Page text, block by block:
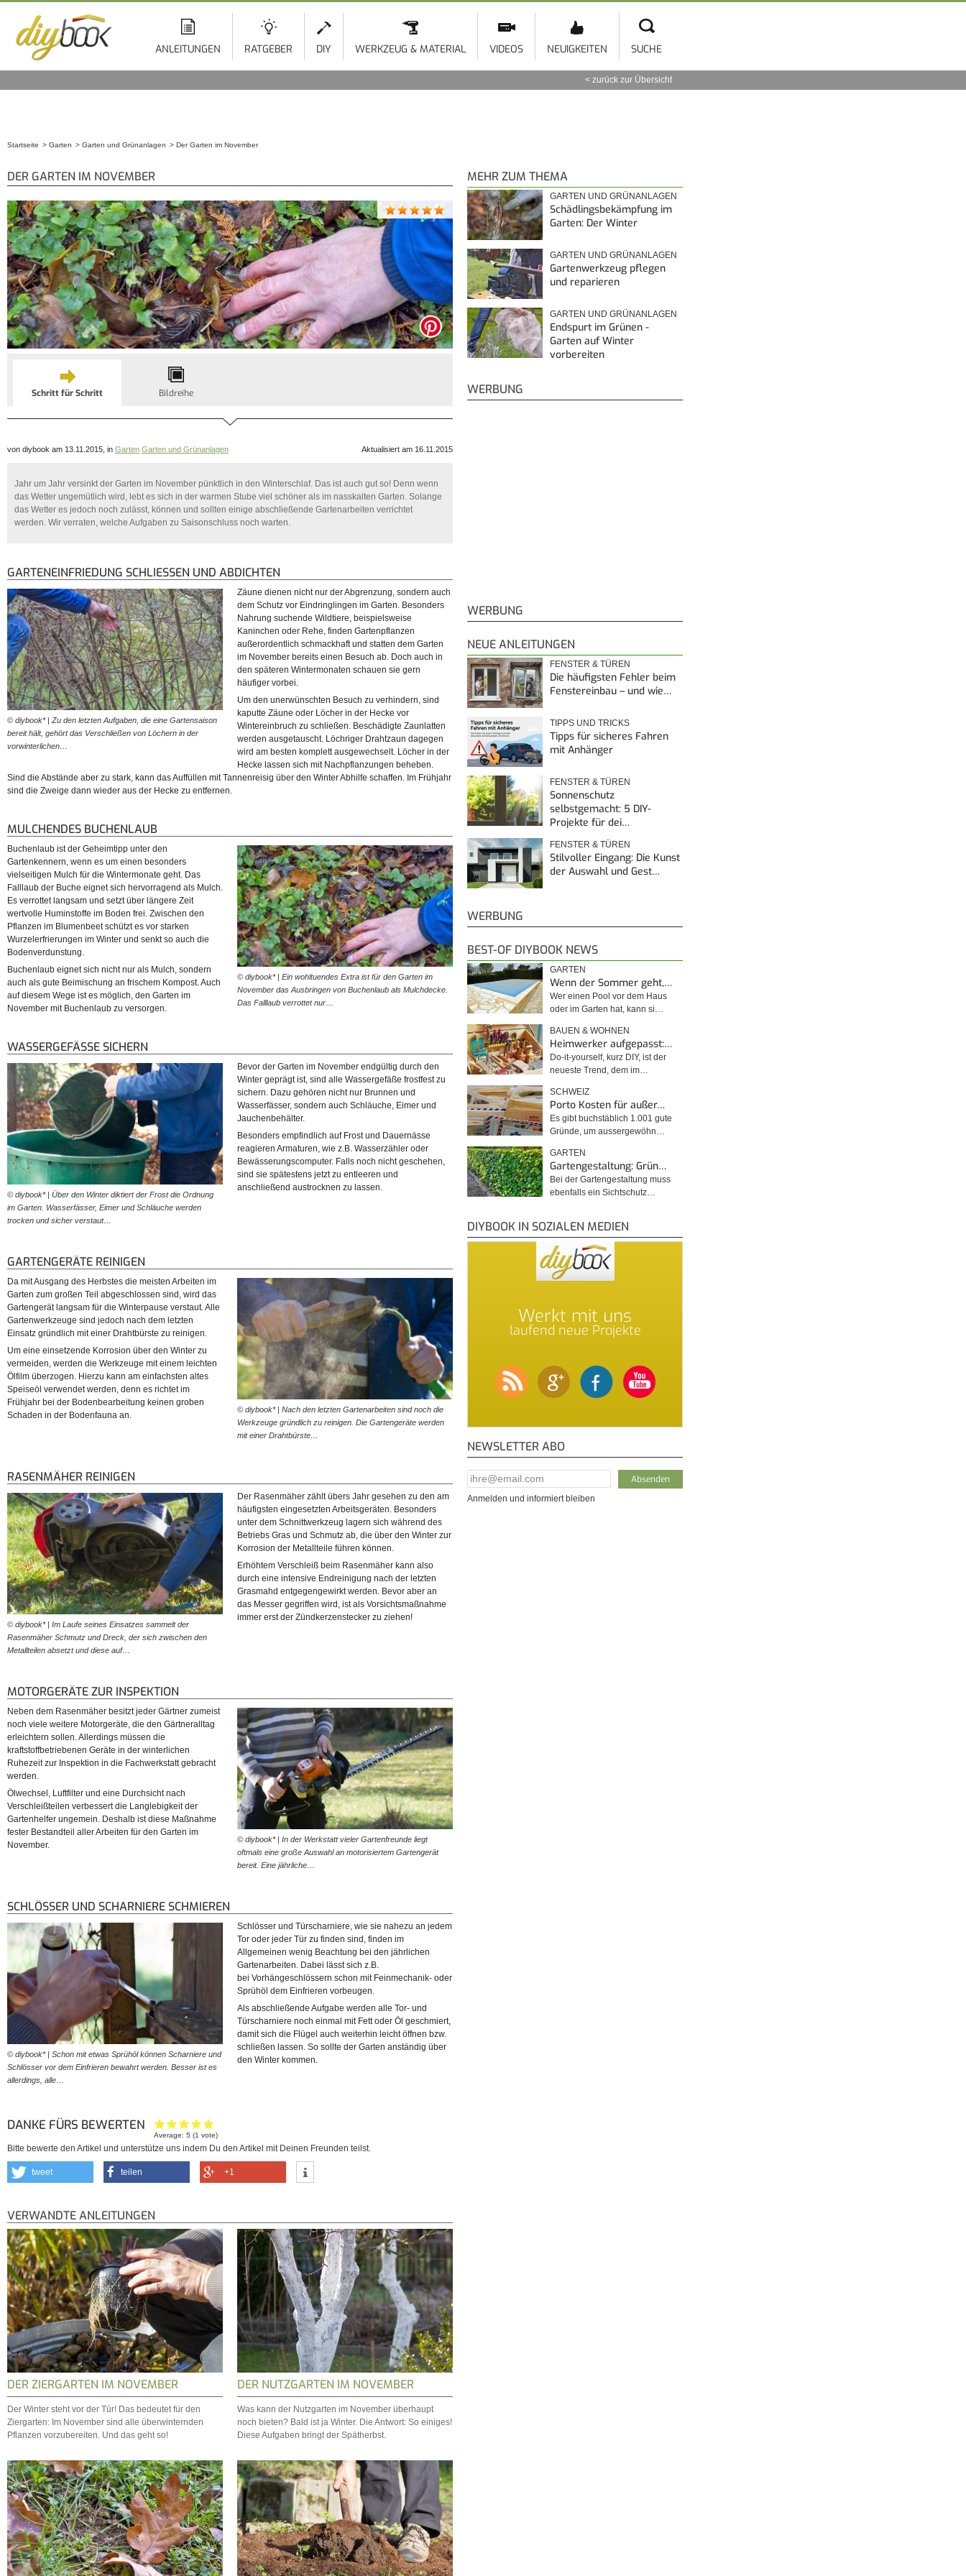
ANLEITUNGEN RATGEBER DIY WERKZEUG & MATERIAL VIDEOS NEUIGKEITEN SUCHE
zurück zur Übersicht
Startseite Garten Garten und Grünanlagen Der Garten im November
DER GARTEN IM NOVEMBER
Schritt für Schritt Bildreihe
von diybook am 13.11.2015, in Garten Garten und Grünanlagen Aktualisiert am 16.11.2015
Jahr um Jahr versinkt der Garten im November pünktlich in den Winterschlaf. Das ist auch gut so! Denn wenn
das Wetter ungemütlich wird, lebt es sich in der warmen Stube viel schöner als im nasskalten Garten. Solange
das Wetter es jedoch noch zulässt, können und sollten einige abschließende Gartenarbeiten verrichtet
werden. Wir verraten, welche Aufgaben zu Saisonschluss noch warten.
GARTENEINFRIEDUNG SCHLIESSEN UND ABDICHTEN
© diybook* | Zu den letzten Aufgaben, die eine Gartensaison
bereit hält, gehört das Verschließen von Löchern in der
vorwinterlichen…
Zäune dienen nicht nur der Abgrenzung, sondern auch
dem Schutz vor Eindringlingen im Garten. Besonders
Nahrung suchende Wildtiere, beispielsweise
Kaninchen oder Rehe, finden Gartenpflanzen
außerordentlich schmackhaft und statten dem Garten
im November bereits einen Besuch ab. Doch auch in
den späteren Wintermonaten schauen sie gern
häufiger vorbei.
Um den unerwünschten Besuch zu verhindern, sind
kaputte Zäune oder Löcher in der Hecke vor
Wintereinbruch zu schließen. Beschädigte Zaunlatten
werden ausgetauscht. Löchriger Drahtzaun dagegen
wird am besten komplett ausgewechselt. Löcher in der
Hecke lassen sich mit Nachpflanzungen beheben.
Sind die Abstände aber zu stark, kann das Auffüllen mit Tannenreisig über den Winter Abhilfe schaffen. Im Frühjahr
sind die Zweige dann wieder aus der Hecke zu entfernen.
MULCHENDES BUCHENLAUB
© diybook* | Ein wohltuendes Extra ist für den Garten im
November das Ausbringen von Buchenlaub als Mulchdecke.
Das Falllaub verrottet nur…
Buchenlaub ist der Geheimtipp unter den
Gartenkennern, wenn es um einen besonders
vielseitigen Mulch für die Wintermonate geht. Das
Falllaub der Buche eignet sich hervorragend als Mulch.
Es verrottet langsam und setzt über längere Zeit
wertvolle Huminstoffe im Boden frei. Zwischen den
Pflanzen im Blumenbeet schützt es vor starken
Wurzelerfrierungen im Winter und senkt so auch die
Bodenverdunstung.
Buchenlaub eignet sich nicht nur als Mulch, sondern
auch als gute Beimischung an frischem Kompost. Auch
auf diesem Wege ist es möglich, den Garten im
November mit Buchenlaub zu versorgen.
WASSERGEFÄSSE SICHERN
© diybook* | Über den Winter diktiert der Frost die Ordnung
im Garten. Wasserfässer, Eimer und Schläuche werden
trocken und sicher verstaut…
Bevor der Garten im November endgültig durch den
Winter geprägt ist, sind alle Wassergefäße frostfest zu
sichern. Dazu gehören nicht nur Brunnen und
Wasserfässer, sondern auch Schläuche, Eimer und
Jauchenbehälter.
Besonders empfindlich auf Frost und Dauernässe
reagieren Armaturen, wie z.B. Wasserzähler oder
Bewässerungscomputer. Falls noch nicht geschehen,
sind sie spätestens jetzt zu entleeren und
anschließend austrocknen zu lassen.
GARTENGERÄTE REINIGEN
© diybook* | Nach den letzten Gartenarbeiten sind noch die
Werkzeuge gründlich zu reinigen. Die Gartengeräte werden
mit einer Drahtbürste…
Da mit Ausgang des Herbstes die meisten Arbeiten im
Garten zum großen Teil abgeschlossen sind, wird das
Gartengerät langsam für die Winterpause verstaut. Alle
Gartenwerkzeuge sind jedoch nach dem letzten
Einsatz gründlich mit einer Drahtbürste zu reinigen.
Um eine einsetzende Korrosion über den Winter zu
vermeiden, werden die Werkzeuge mit einem leichten
Ölfilm überzogen. Hierzu kann am einfachsten altes
Speiseöl verwendet werden, denn es richtet im
Frühjahr bei der Bodenbearbeitung keinen groben
Schaden in der Bodenfauna an.
RASENMÄHER REINIGEN
© diybook* | Im Laufe seines Einsatzes sammelt der
Rasenmäher Schmutz und Dreck, der sich zwischen den
Metallteilen absetzt und diese auf…
Der Rasenmäher zählt übers Jahr gesehen zu den am
häufigsten eingesetzten Arbeitsgeräten. Besonders
unter dem Schnittwerkzeug lagern sich während des
Betriebs Gras und Schmutz ab, die über den Winter zur
Korrosion der Metallteile führen können.
Erhöhtem Verschleiß beim Rasenmäher kann also
durch eine intensive Endreinigung nach der letzten
Grasmahd entgegengewirkt werden. Bevor aber an
das Messer gegriffen wird, ist als Vorsichtsmaßnahme
immer erst der Zündkerzenstecker zu ziehen!
MOTORGERÄTE ZUR INSPEKTION
© diybook* | In der Werkstatt vieler Gartenfreunde liegt
oftmals eine große Auswahl an motorisiertem Gartengerät
bereit. Eine jährliche…
Neben dem Rasenmäher besitzt jeder Gärtner zumeist
noch viele weitere Motorgeräte, die den Gärtneralltag
erleichtern sollen. Allerdings müssen die
kraftstoffbetriebenen Geräte in der winterlichen
Ruhezeit zur Inspektion in die Fachwerkstatt gebracht
werden.
Ölwechsel, Luftfilter und eine Durchsicht nach
Verschleißteilen verbessert die Langlebigkeit der
Gartenhelfer ungemein. Deshalb ist diese Maßnahme
fester Bestandteil aller Arbeiten für den Garten im
November.
SCHLÖSSER UND SCHARNIERE SCHMIEREN
© diybook* | Schon mit etwas Sprühöl können Scharniere und
Schlösser vor dem Einfrieren bewahrt werden. Besser ist es
allerdings, alle…
Schlösser und Türscharniere, wie sie nahezu an jedem
Tor oder jeder Tür zu finden sind, finden im
Allgemeinen wenig Beachtung bei den jährlichen
Gartenarbeiten. Dabei lässt sich z.B.
bei Vorhängeschlössern schon mit Feinmechanik- oder
Sprühöl dem Einfrieren vorbeugen.
Als abschließende Aufgabe werden alle Tor- und
Türscharniere noch einmal mit Fett oder Öl geschmiert,
damit sich die Flügel auch weiterhin leicht öffnen bzw.
schließen lassen. So sollte der Garten anständig über
den Winter kommen.
DANKE FÜRS BEWERTEN
Average:5 (1 vote)
Bitte bewerte den Artikel und unterstütze uns indem Du den Artikel mit Deinen Freunden teilst.
tweet teilen +1
VERWANDTE ANLEITUNGEN
DER ZIERGARTEN IM NOVEMBER
Der Winter steht vor der Tür! Das bedeutet für den
Ziergarten: Im November sind alle überwinternden
Pflanzen vorzubereiten. Und das geht so!
DER NUTZGARTEN IM NOVEMBER
Was kann der Nutzgarten im November überhaupt
noch bieten? Bald ist ja Winter. Die Antwort: So einiges!
Diese Aufgaben bringt der Spätherbst.
MEHR ZUM THEMA
GARTEN UND GRÜNANLAGEN
Schädlingsbekämpfung im
Garten: Der Winter
GARTEN UND GRÜNANLAGEN
Gartenwerkzeug pflegen
und reparieren
GARTEN UND GRÜNANLAGEN
Endspurt im Grünen -
Garten auf Winter
vorbereiten
WERBUNG
WERBUNG
NEUE ANLEITUNGEN
FENSTER & TÜREN
Die häufigsten Fehler beim
Fenstereinbau – und wie…
TIPPS UND TRICKS
Tipps für sicheres Fahren
mit Anhänger
FENSTER & TÜREN
Sonnenschutz
selbstgemacht: 5 DIY-
Projekte für dei…
FENSTER & TÜREN
Stilvoller Eingang: Die Kunst
der Auswahl und Gest…
WERBUNG
BEST-OF DIYBOOK NEWS
GARTEN
Wenn der Sommer geht,…
Wer einen Pool vor dem Haus
oder im Garten hat, kann si…
BAUEN & WOHNEN
Heimwerker aufgepasst:…
Do-it-yourself, kurz DIY, ist der
neueste Trend, dem im…
SCHWEIZ
Porto Kosten für außer…
Es gibt buchstäblich 1.001 gute
Gründe, um aussergewöhn…
GARTEN
Gartengestaltung: Grün…
Bei der Gartengestaltung muss
ebenfalls ein Sichtschutz…
DIYBOOK IN SOZIALEN MEDIEN
Werkt mit uns
laufend neue Projekte
NEWSLETTER ABO
E-Mail Addresse*
Anmelden und informiert bleiben